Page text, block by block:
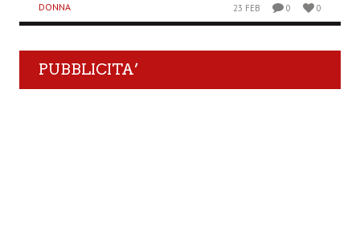
DONNA 23 FEB 0 0
PUBBLICITA’